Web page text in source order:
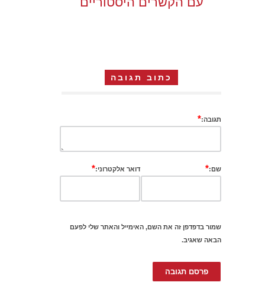
כתוב תגובה
תגובה:*
שם:* דואר אלקטרוני:*
שמור בדפדפן זה את השם, האימייל והאתר שלי לפעם
הבאה שאגיב.